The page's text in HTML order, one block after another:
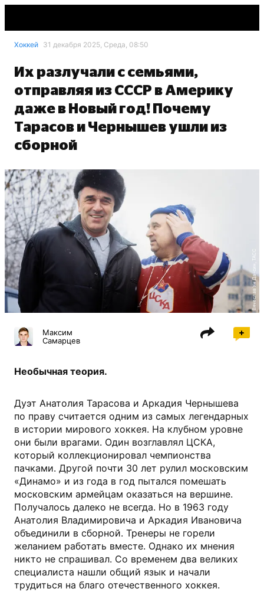
Хоккей 31 декабря 2025, Среда, 08:50
Их разлучали с семьями,
отправляя из СССР в Америку
даже в Новый год! Почему
Тарасов и Чернышев ушли из
сборной
Вячеслав Ун Да-син, ТАСС
Максим
Самарцев
Необычная теория.
Дуэт Анатолия Тарасова и Аркадия Чернышева
по праву считается одним из самых легендарных
в истории мирового хоккея. На клубном уровне
они были врагами. Один возглавлял ЦСКА,
который коллекционировал чемпионства
пачками. Другой почти 30 лет рулил московским
«Динамо» и из года в год пытался помешать
московским армейцам оказаться на вершине.
Получалось далеко не всегда. Но в 1963 году
Анатолия Владимировича и Аркадия Ивановича
объединили в сборной. Тренеры не горели
желанием работать вместе. Однако их мнения
никто не спрашивал. Со временем два великих
специалиста нашли общий язык и начали
трудиться на благо отечественного хоккея.